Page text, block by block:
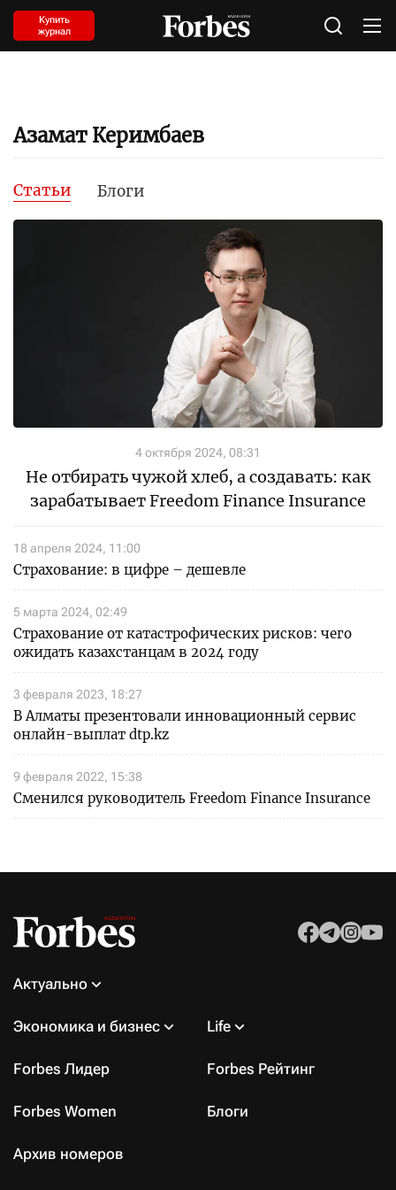
Купить
журнал
Азамат Керимбаев
Статьи Блоги
4 октября 2024, 08:31
Не отбирать чужой хлеб, а создавать: как
зарабатывает Freedom Finance Insurance
18 апреля 2024, 11:00
Страхование: в цифре – дешевле
5 марта 2024, 02:49
Страхование от катастрофических рисков: чего
ожидать казахстанцам в 2024 году
3 февраля 2023, 18:27
В Алматы презентовали инновационный сервис
онлайн-выплат dtp.kz
9 февраля 2022, 15:38
Сменился руководитель Freedom Finance Insurance
Актуально
Экономика и бизнес Life
Forbes Лидер Forbes Рейтинг
Forbes Women Блоги
Архив номеров